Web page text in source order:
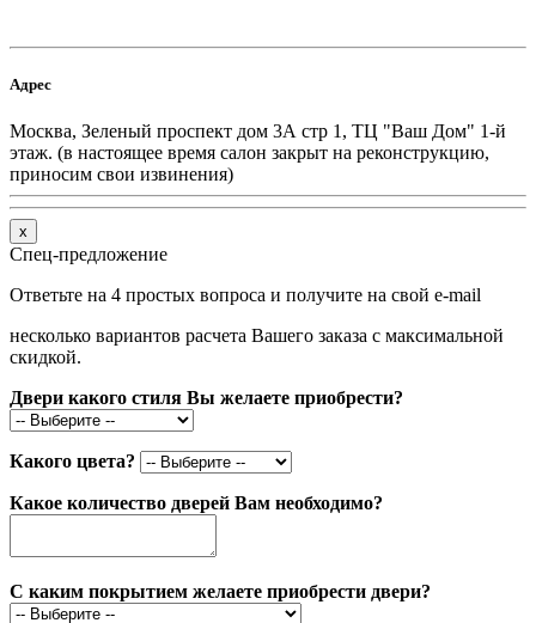
Адрес
Москва, Зеленый проспект дом 3А стр 1, ТЦ "Ваш Дом" 1-й
этаж. (в настоящее время салон закрыт на реконструкцию,
приносим свои извинения)
x
Спец-предложение
Ответьте на 4 простых вопроса и получите на свой e-mail
несколько вариантов расчета Вашего заказа с максимальной
скидкой.
Двери какого стиля Вы желаете приобрести?
Какого цвета?
Какое количество дверей Вам необходимо?
С каким покрытием желаете приобрести двери?